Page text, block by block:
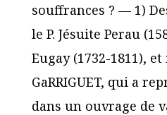
souffrances ? — 1)
le P. Jésuite Perau
Eugay (1732-1811),
GaRRIGUET, qui a
dans un ouvrage de